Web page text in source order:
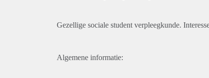
Gezellige sociale student verpleegkunde.
Algemene informatie: